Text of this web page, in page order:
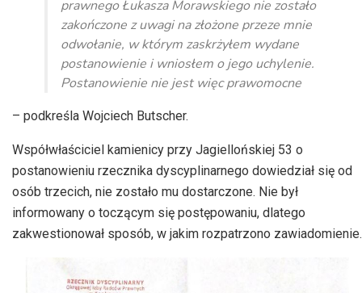
prawnego Łukasza Morawskiego nie zostało
zakończone z uwagi na złożone przeze mnie
odwołanie, w którym zaskrżyłem wydane
postanowienie i wniosłem o jego uchylenie.
Postanowienie nie jest więc prawomocne
– podkreśla Wojciech Butscher.
Współwłaściciel kamienicy przy Jagiellońskiej 53 o
postanowieniu rzecznika dyscyplinarnego dowiedział się od
osób trzecich, nie zostało mu dostarczone. Nie był
informowany o toczącym się postępowaniu, dlatego
zakwestionował sposób, w jakim rozpatrzono zawiadomienie.